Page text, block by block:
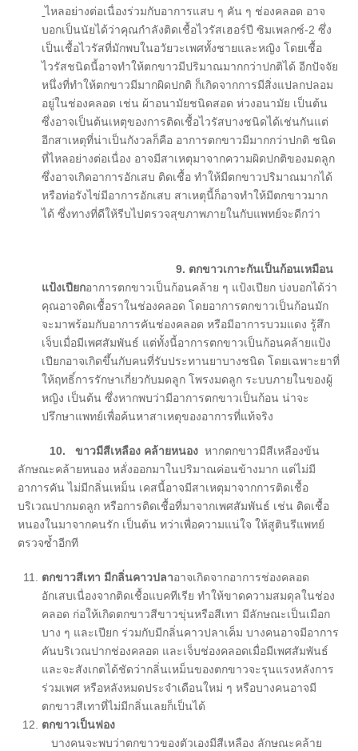
ไหลอย่างต่อเนื่องร่วมกับอาการแสบ ๆ คัน ๆ ช่องคลอด อาจ
บอกเป็นนัยได้ว่าคุณกำลังติดเชื้อไวรัสเฮอร์ปี ซิมเพลกซ์-2 ซึ่ง
เป็นเชื้อไวรัสที่มักพบในอวัยวะเพศทั้งชายและหญิง โดยเชื้อ
ไวรัสชนิดนี้อาจทำให้ตกขาวมีปริมาณมากกว่าปกติได้ อีกปัจจัย
หนึ่งที่ทำให้ตกขาวมีมากผิดปกติ ก็เกิดจากการมีสิ่งแปลกปลอม
อยู่ในช่องคลอด เช่น ผ้าอนามัยชนิดสอด ห่วงอนามัย เป็นต้น
ซึ่งอาจเป็นต้นเหตุของการติดเชื้อไวรัสบางชนิดได้เช่นกันแต่
อีกสาเหตุที่น่าเป็นกังวลก็คือ อาการตกขาวมีมากกว่าปกติ ชนิด
ที่ไหลอย่างต่อเนื่อง อาจมีสาเหตุมาจากความผิดปกติของมดลูก
ซึ่งอาจเกิดอาการอักเสบ ติดเชื้อ ทำให้มีตกขาวปริมาณมากได้
หรือท่อรังไข่มีอาการอักเสบ สาเหตุนี้ก็อาจทำให้มีตกขาวมาก
ได้ ซึ่งทางที่ดีให้รีบไปตรวจสุขภาพภายในกับแพทย์จะดีกว่า
9. ตกขาวเกาะกันเป็นก้อนเหมือน
แป้งเปียกอาการตกขาวเป็นก้อนคล้าย ๆ แป้งเปียก บ่งบอกได้ว่า
คุณอาจติดเชื้อราในช่องคลอด โดยอาการตกขาวเป็นก้อนมัก
จะมาพร้อมกับอาการคันช่องคลอด หรือมีอาการบวมแดง รู้สึก
เจ็บเมื่อมีเพศสัมพันธ์ แต่ทั้งนี้อาการตกขาวเป็นก้อนคล้ายแป้ง
เปียกอาจเกิดขึ้นกับคนที่รับประทานยาบางชนิด โดยเฉพาะยาที่
ให้ฤทธิ์การรักษาเกี่ยวกับมดลูก โพรงมดลูก ระบบภายในของผู้
หญิง เป็นต้น ซึ่งหากพบว่ามีอาการตกขาวเป็นก้อน น่าจะ
ปรึกษาแพทย์เพื่อค้นหาสาเหตุของอาการที่แท้จริง
10. ขาวมีสีเหลือง คล้ายหนอง หากตกขาวมีสีเหลืองข้น
ลักษณะคล้ายหนอง หลั่งออกมาในปริมาณค่อนข้างมาก แต่ไม่มี
อาการคัน ไม่มีกลิ่นเหม็น เคสนี้อาจมีสาเหตุมาจากการติดเชื้อ
บริเวณปากมดลูก หรือการติดเชื้อที่มาจากเพศสัมพันธ์ เช่น ติดเชื้อ
หนองในมาจากคนรัก เป็นต้น ทว่าเพื่อความแน่ใจ ให้สูตินรีแพทย์
ตรวจซ้ำอีกที
ตกขาวสีเทา มีกลิ่นคาวปลาอาจเกิดจากอาการช่องคลอด
อักเสบเนื่องจากติดเชื้อแบคทีเรีย ทำให้ขาดความสมดุลในช่อง
คลอด ก่อให้เกิดตกขาวสีขาวขุ่นหรือสีเทา มีลักษณะเป็นเมือก
บาง ๆ และเปียก ร่วมกับมีกลิ่นคาวปลาเค็ม บางคนอาจมีอาการ
คันบริเวณปากช่องคลอด และเจ็บช่องคลอดเมื่อมีเพศสัมพันธ์
และจะสังเกตได้ชัดว่ากลิ่นเหม็นของตกขาวจะรุนแรงหลังการ
ร่วมเพศ หรือหลังหมดประจำเดือนใหม่ ๆ หรือบางคนอาจมี
ตกขาวสีเทาที่ไม่มีกลิ่นเลยก็เป็นได้
ตกขาวเป็นฟอง
บางคนจะพบว่าตกขาวของตัวเองมีสีเหลือง ลักษณะคล้าย